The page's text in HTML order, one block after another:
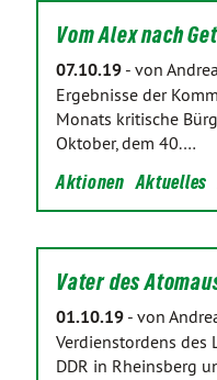
Vom Alex nach
07.10.19 - von
Ergebnisse der
Monats kritische
Oktober, dem 40.…
Aktionen Aktuelles
Vater des
01.10.19 - von
Verdienstordens des
DDR in Rheinsberg